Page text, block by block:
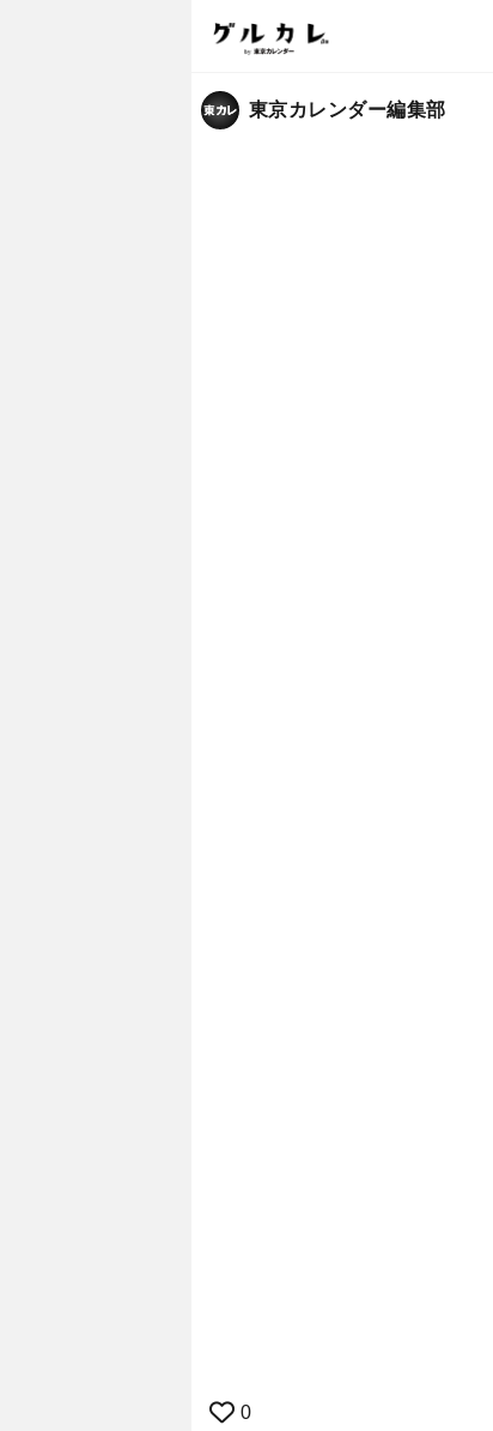
東京カレンダー編集部
0